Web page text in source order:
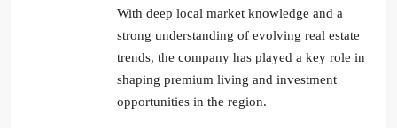
With deep local market knowledge and a
strong understanding of evolving real estate
trends, the company has played a key role in
shaping premium living and investment
opportunities in the region.